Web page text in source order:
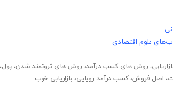
علوم اقتصادی
، روش های کسب درآمد، روش های ثروتمند شدن، پول،
، اصل فروش، کسب درآمد رویایی، بازاریابی خوب